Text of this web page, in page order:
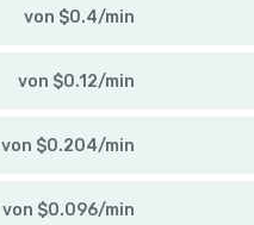
von $0.4/min
von $0.12/min
von $0.204/min
von $0.096/min